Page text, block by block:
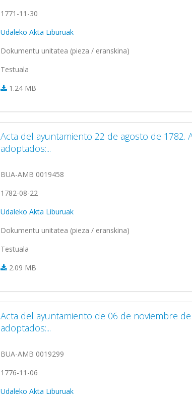
1771-11-30
Udaleko Akta Liburuak
Dokumentu unitatea (pieza / eranskina)
Testuala
1.24 MB
Acta del ayuntamiento 22 de agosto de 1782.
adoptados:...
BUA-AMB 0019458
1782-08-22
Udaleko Akta Liburuak
Dokumentu unitatea (pieza / eranskina)
Testuala
2.09 MB
Acta del ayuntamiento de 06 de noviembre
adoptados:...
BUA-AMB 0019299
1776-11-06
Udaleko Akta Liburuak